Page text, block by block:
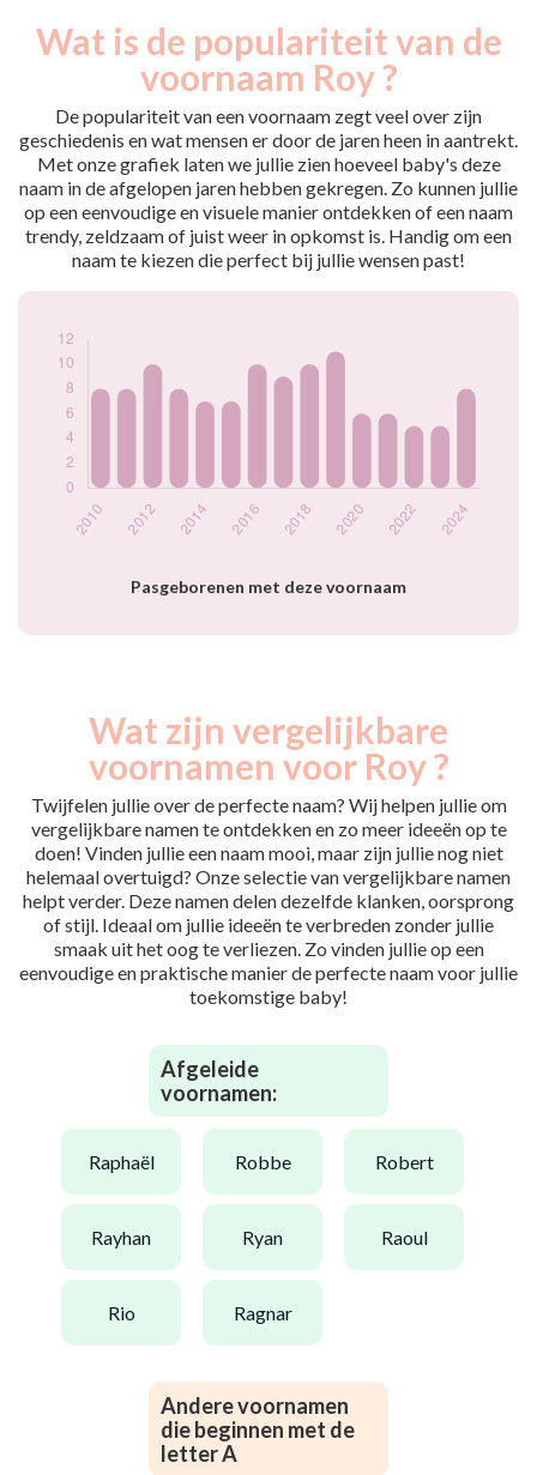
Wat is de populariteit van de
voornaam Roy ?
De populariteit van een voornaam zegt veel over zijn
geschiedenis en wat mensen er door de jaren heen in aantrekt.
Met onze grafiek laten we jullie zien hoeveel baby's deze
naam in de afgelopen jaren hebben gekregen. Zo kunnen jullie
op een eenvoudige en visuele manier ontdekken of een naam
trendy, zeldzaam of juist weer in opkomst is. Handig om een
naam te kiezen die perfect bij jullie wensen past!
Pasgeborenen met deze voornaam
Popularité du
Année
Nouveaux-
nés
2010
8
2011
8
2012
10
2013
8
2014
7
2015
7
10
2019
2020
Wat zijn vergelijkbare
voornamen voor Roy ?
Twijfelen jullie over de perfecte naam? Wij helpen jullie om
vergelijkbare namen te ontdekken en zo meer ideeën op te
doen! Vinden jullie een naam mooi, maar zijn jullie nog niet
helemaal overtuigd? Onze selectie van vergelijkbare namen
helpt verder. Deze namen delen dezelfde klanken, oorsprong
of stijl. Ideaal om jullie ideeën te verbreden zonder jullie
smaak uit het oog te verliezen. Zo vinden jullie op een
eenvoudige en praktische manier de perfecte naam voor jullie
toekomstige baby!
Afgeleide
voornamen:
raphaël robbe robert
rayhan ryan raoul
rio ragnar
Andere voornamen
die beginnen met de
letter A